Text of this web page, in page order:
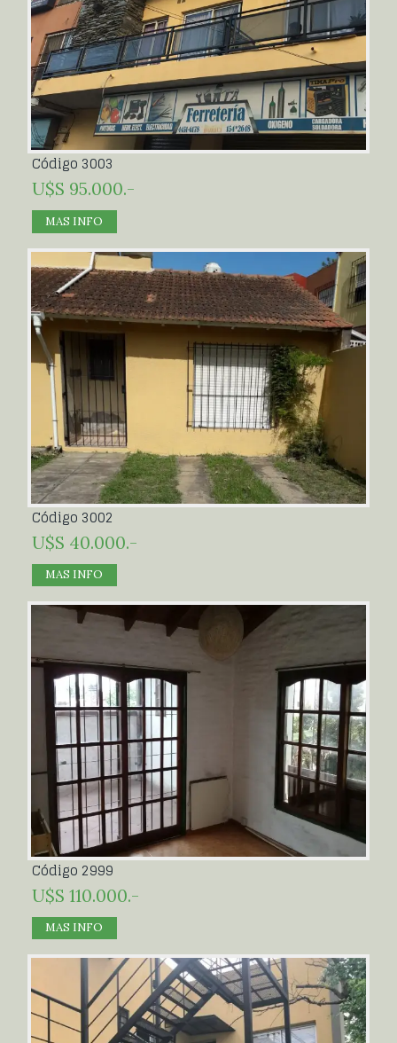
Código 3003
U$S 95.000.-
MAS INFO
Código 3002
U$S 40.000.-
MAS INFO
Código 2999
U$S 110.000.-
MAS INFO